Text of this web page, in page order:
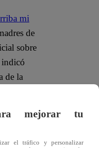
mi
de
sobre
indicó
de la
tienen
mejorar tu
el tráfico y personalizar